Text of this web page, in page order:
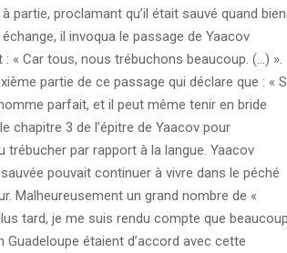
partie, proclamant qu’il était sauvé quand bien
il invoqua le passage de Yaacov
« Car tous, nous trébuchons beaucoup. (…) ».
partie de ce passage qui déclare que : «
parfait, et il peut même tenir en bride
chapitre 3 de l’épitre de Yaacov pour
trébucher par rapport à la langue. Yaacov
pouvait continuer à vivre dans le péché
Malheureusement un grand nombre de «
tard, je me suis rendu compte que beaucoup
étaient d’accord avec cette